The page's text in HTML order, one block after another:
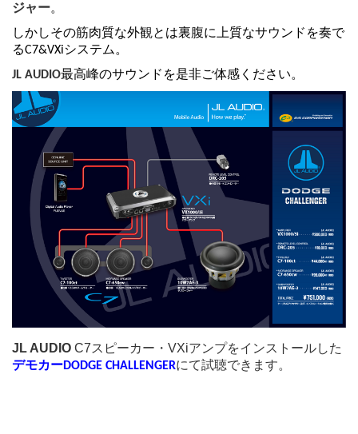
ジャー。
しかしその筋肉質な外観とは裏腹に上質なサウンドを奏で
るC7&VXiシステム。
JL AUDIO最高峰のサウンドを是非ご体感ください。
JL AUDIO C7スピーカー・VXiアンプをインストールした
デモカーDODGE CHALLENGERにて試聴できます。